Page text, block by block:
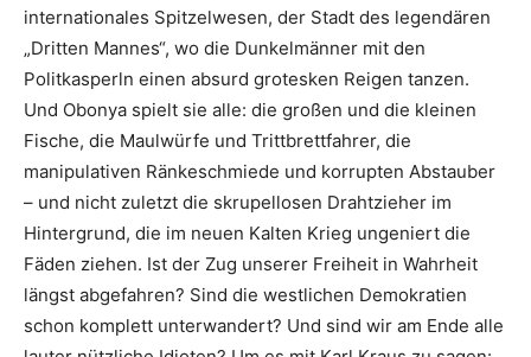
internationales Spitzelwesen, der Stadt des legendären
„Dritten Mannes“, wo die Dunkelmänner mit den
Politkasperln einen absurd grotesken Reigen tanzen.
Und Obonya spielt sie alle: die großen und die kleinen
Fische, die Maulwürfe und Trittbrettfahrer, die
manipulativen Ränkeschmiede und korrupten Abstauber
– und nicht zuletzt die skrupellosen Drahtzieher im
Hintergrund, die im neuen Kalten Krieg ungeniert die
Fäden ziehen. Ist der Zug unserer Freiheit in Wahrheit
längst abgefahren? Sind die westlichen Demokratien
schon komplett unterwandert? Und sind wir am Ende alle